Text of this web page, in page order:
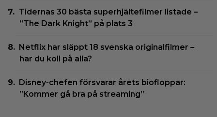
Tidernas 30 bästa superhjältefilmer listade –
”The Dark Knight” på plats 3
Netflix har släppt 18 svenska originalfilmer –
har du koll på alla?
Disney-chefen försvarar årets biofloppar:
”Kommer gå bra på streaming”